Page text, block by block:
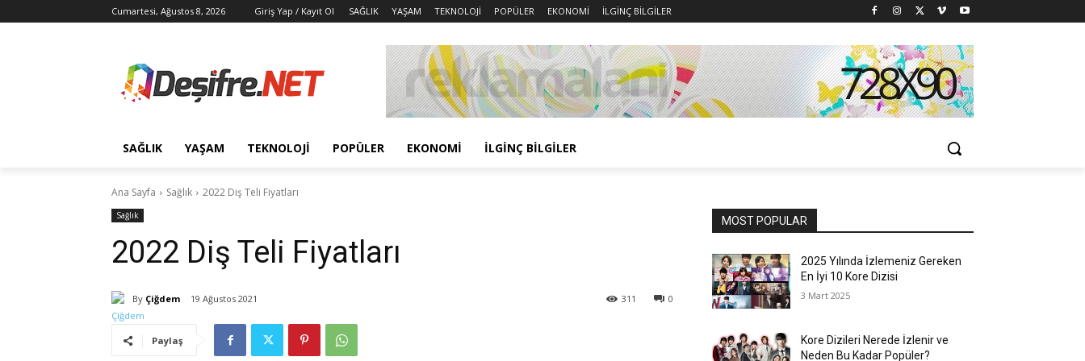
Cumartesi, Ağustos 8, 2026 Giriş Yap / Kayıt Ol SAĞLIK YAŞAM TEKNOLOJİ POPÜLER EKONOMİ İLGİNÇ BİLGİLER
SAĞLIK YAŞAM TEKNOLOJİ POPÜLER EKONOMİ İLGİNÇ BİLGİLER
Ana Sayfa Sağlık 2022 Diş Teli Fiyatları
Sağlık
2022 Diş Teli Fiyatları
By Çiğdem 19 Ağustos 2021 0
311
Paylaş
MOST POPULAR
2025 Yılında İzlemeniz Gereken
En İyi 10 Kore Dizisi
3 Mart 2025
Kore Dizileri Nerede İzlenir ve
Neden Bu Kadar Popüler?